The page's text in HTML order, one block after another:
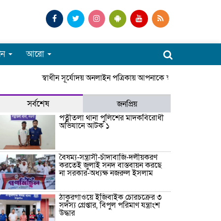
আরো
স্বাধীন সূর্যোদয় অনলাইন পত্রিকায় আপনাকে স্বাগতম।
সর্বশেষ
জনপ্রিয়
পত্নীতলা থানা পুলিশের মাদকবিরোধী
অভিযানে আটক ১
বৈষম্য-সন্ত্রাসী-চাঁদাবাজি-দলীয়করণ
করতেই জুলাই সনদ বাস্তবায়ন করছে
না সরকার-অধ্যক্ষ নজরুল ইসলাম
ঠাকুরগাঁওয়ে ইজিবাইক চোরচক্রের ৩
সদস্য গ্রেপ্তার, বিপুল পরিমাণ যন্ত্রাংশ
উদ্ধার ‎